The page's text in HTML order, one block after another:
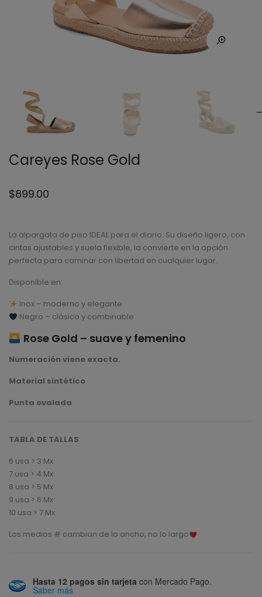
Careyes Rose Gold
$899.00
La alpargata de piso IDEAL para el diario. Su diseño ligero, con
cintas ajustables y suela flexible, la convierte en la opción
perfecta para caminar con libertad en cualquier lugar.
Disponible en:
Inox – moderno y elegante
Negro – clásico y combinable
Rose Gold – suave y femenino
Numeración viene exacta.
Material sintético
Punta ovalada
TABLA DE TALLAS
6 usa > 3 Mx
7 usa > 4 Mx
8 usa > 5 Mx
9 usa > 6 Mx
10 usa > 7 Mx
Los medios # cambian de lo ancho, no lo largo
Hasta 12 pagos sin tarjeta con Mercado Pago.
Saber más